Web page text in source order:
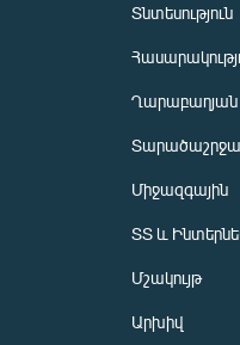
Տնտեսություն
Ղարաբաղյան
Միջազգային
ՏՏ և
Մշակույթ
Արխիվ